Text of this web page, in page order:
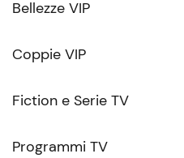
Bellezze VIP
Coppie VIP
Fiction e Serie TV
Programmi TV